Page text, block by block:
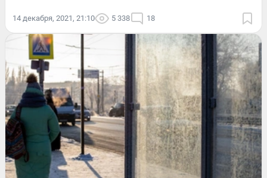
14 декабря, 2021, 21:10 5 338 18